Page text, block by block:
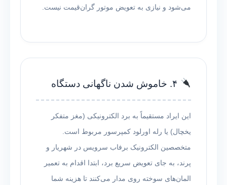
می‌شود و نیازی به تعویض موتور گران‌قیمت نیست.
این ایراد مستقیماً به برد الکترونیکی (مغز متفکر
یخچال) یا رله اورلود کمپرسور مربوط است.
متخصصین الکترونیک برفاب سرویس در شهریار و
پرند، به جای تعویض سریع برد، ابتدا اقدام به تعمیر
المان‌های سوخته روی مدار می‌کنند تا هزینه شما